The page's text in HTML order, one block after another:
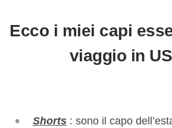
Ecco i miei capi
viaggio in
Shorts : sono il capo